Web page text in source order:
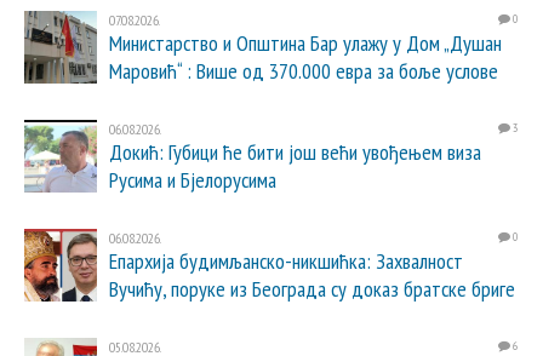
07.08.2026. 0
Министарство и Општина Бар улажу у Дом „Душан
Маровић“ : Више од 370.000 евра за боље услове
06.08.2026. 3
Докић: Губици ће бити још већи увођењем виза
Русима и Бјелорусима
06.08.2026. 0
Епархија будимљанско-никшићка: Захвалност
Вучићу, поруке из Београда су доказ братске бриге
05.08.2026. 6